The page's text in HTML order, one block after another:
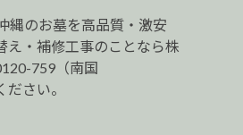
縄のお墓を高品質・激安
え・補修工事のことなら株
759（南国
さい。